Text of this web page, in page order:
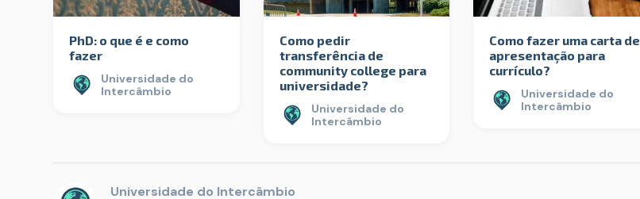
PhD: o que é e como
fazer
Universidade do
Intercâmbio
Como pedir
transferência de
community college para
universidade?
Universidade do
Intercâmbio
Como fazer uma carta de
apresentação para
currículo?
Universidade do
Intercâmbio
Universidade do Intercâmbio